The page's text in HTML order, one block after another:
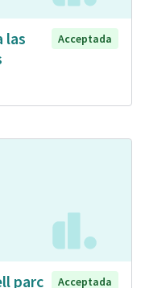
las
Acceptada
parc Acceptada